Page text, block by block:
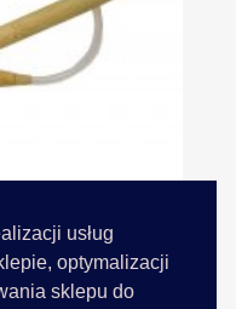
usług
optymalizacji
sklepu do
41cm...